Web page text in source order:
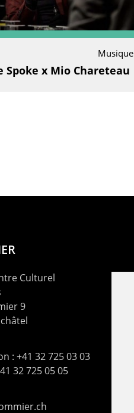
Musique
Spoke x Mio Chareteau
Culturel
9
: +41 32 725 03 03
32 725 05 05